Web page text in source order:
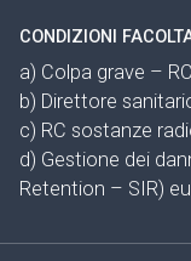
CONDIZIONI
a) Colpa grave –
b) Direttore
c) RC sostanze
d) Gestione dei
Retention – SIR)